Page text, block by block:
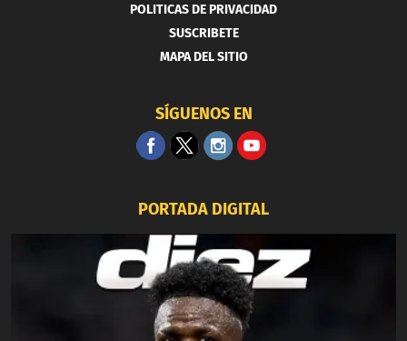
POLITICAS DE PRIVACIDAD
SUSCRIBETE
MAPA DEL SITIO
SÍGUENOS EN
PORTADA DIGITAL